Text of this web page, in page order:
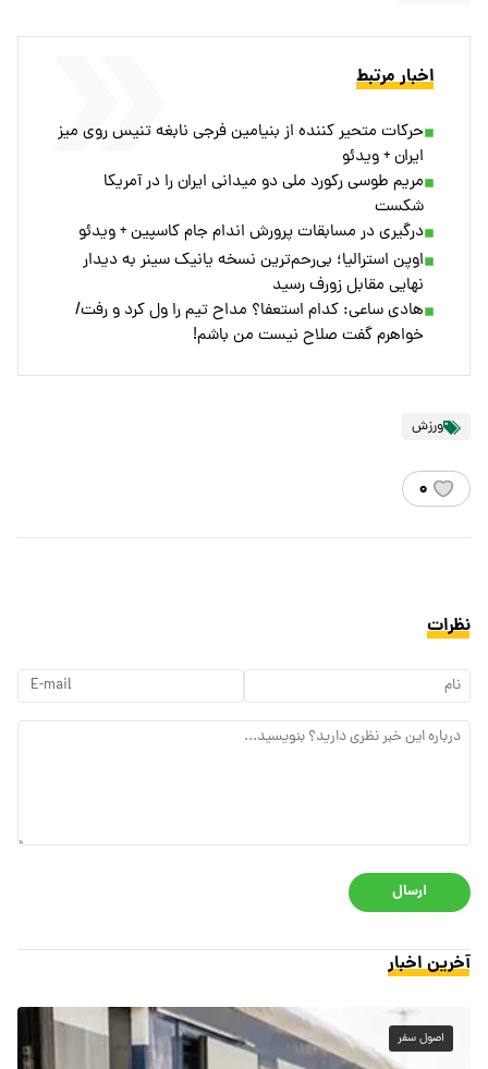
اخبار مرتبط
حرکات متحیر کننده از بنیامین فرجی نابغه تنیس روی میز
ایران + ویدئو
مریم طوسی رکورد ملی دو میدانی ایران را در آمریکا
شکست
درگیری در مسابقات پرورش اندام جام کاسپین + ویدئو
اوپن استرالیا؛ بی‌رحم‌ترین نسخه یانیک سینر به دیدار
نهایی مقابل زورف رسید
هادی ساعی: کدام استعفا؟ مداح تیم را ول کرد و رفت/
خواهرم گفت صلاح نیست من باشم!
ورزش
۰
نظرات
ارسال
آخرین اخبار
اصول سفر